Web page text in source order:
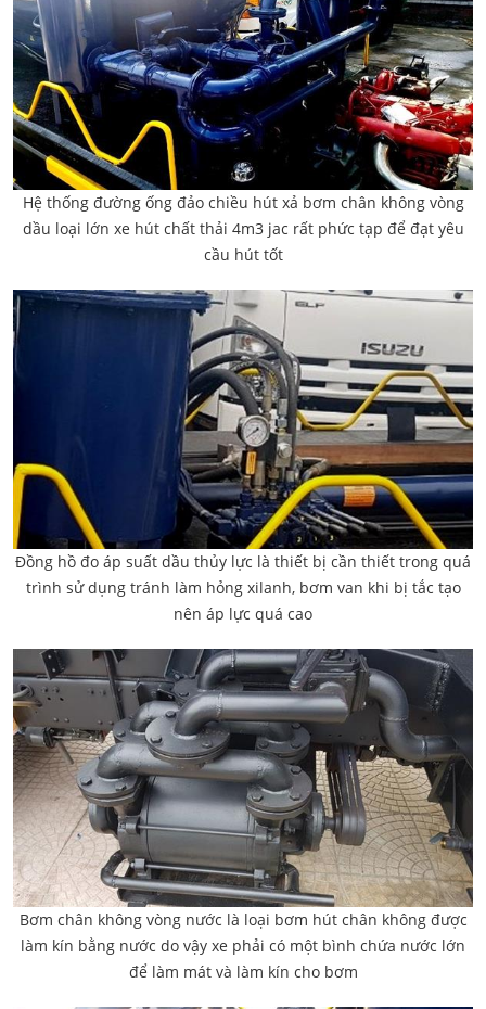
Hệ thống đường ống đảo chiều hút xả bơm chân không vòng
dầu loại lớn xe hút chất thải 4m3 jac rất phức tạp để đạt yêu
cầu hút tốt
Đồng hồ đo áp suất dầu thủy lực là thiết bị cần thiết trong quá
trình sử dụng tránh làm hỏng xilanh, bơm van khi bị tắc tạo
nên áp lực quá cao
Bơm chân không vòng nước là loại bơm hút chân không được
làm kín bằng nước do vậy xe phải có một bình chứa nước lớn
để làm mát và làm kín cho bơm